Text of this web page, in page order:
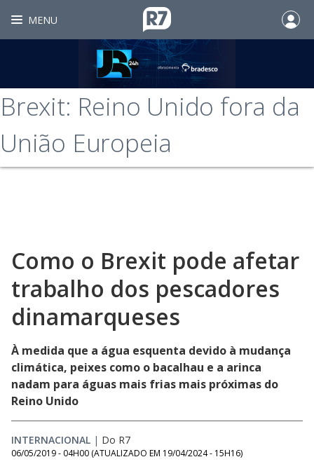
MENU
Brexit: Reino Unido fora da
União Europeia
Como o Brexit pode afetar
trabalho dos pescadores
dinamarqueses
À medida que a água esquenta devido à mudança
climática, peixes como o bacalhau e a arinca
nadam para águas mais frias mais próximas do
Reino Unido
INTERNACIONAL | Do R7
06/05/2019 - 04H00 (ATUALIZADO EM 19/04/2024 - 15H16)